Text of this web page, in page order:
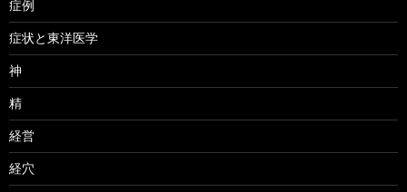
症例
症状と東洋医学
神
精
経営
経穴